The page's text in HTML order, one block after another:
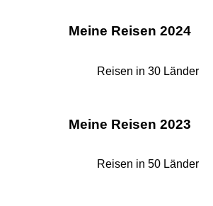
Meine Reisen 2024
Reisen in 30 Länder
Meine Reisen 2023
Reisen in 50 Länder